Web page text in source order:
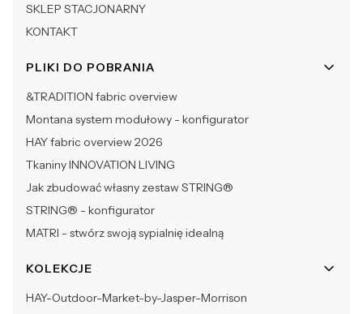
SKLEP STACJONARNY
KONTAKT
PLIKI DO POBRANIA
&TRADITION fabric overview
Montana system modułowy - konfigurator
HAY fabric overview 2026
Tkaniny INNOVATION LIVING
Jak zbudować własny zestaw STRING®
STRING® - konfigurator
MATRI - stwórz swoją sypialnię idealną
KOLEKCJE
HAY-Outdoor-Market-by-Jasper-Morrison